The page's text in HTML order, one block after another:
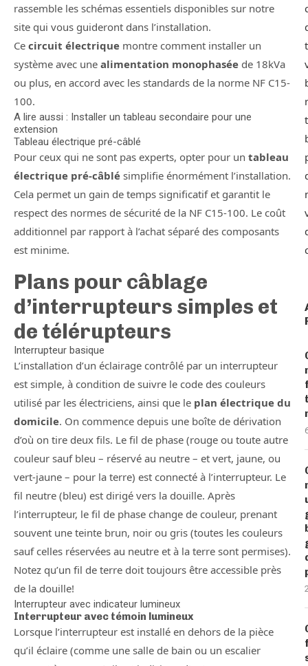
rassemble les schémas essentiels disponibles sur notre
site qui vous guideront dans l’installation.
Ce circuit électrique montre comment installer un
système avec une alimentation monophasée de 18kVa
ou plus, en accord avec les standards de la norme NF C15-
100.
A lire aussi : Installer un tableau secondaire pour une
extension
Tableau électrique pré-câblé
Pour ceux qui ne sont pas experts, opter pour un tableau
électrique pré-câblé simplifie énormément l’installation.
Cela permet un gain de temps significatif et garantit le
respect des normes de sécurité de la NF C15-100. Le coût
additionnel par rapport à l’achat séparé des composants
est minime.
Plans pour câblage
d’interrupteurs simples et
de télérupteurs
Interrupteur basique
L’installation d’un éclairage contrôlé par un interrupteur
est simple, à condition de suivre le code des couleurs
utilisé par les électriciens, ainsi que le plan électrique du
domicile. On commence depuis une boîte de dérivation
d’où on tire deux fils. Le fil de phase (rouge ou toute autre
couleur sauf bleu – réservé au neutre – et vert, jaune, ou
vert-jaune – pour la terre) est connecté à l’interrupteur. Le
fil neutre (bleu) est dirigé vers la douille. Après
l’interrupteur, le fil de phase change de couleur, prenant
souvent une teinte brun, noir ou gris (toutes les couleurs
sauf celles réservées au neutre et à la terre sont permises).
Notez qu’un fil de terre doit toujours être accessible près
de la douille!
Interrupteur avec indicateur lumineux
Interrupteur avec témoin lumineux
Lorsque l’interrupteur est installé en dehors de la pièce
qu’il éclaire (comme une salle de bain ou un escalier